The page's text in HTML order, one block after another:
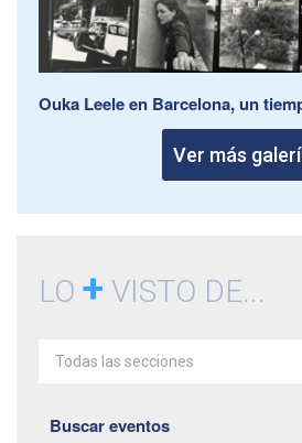
Ouka Leele en Barcelona, un
Ver más
LO + VISTO DE...
Todas las secciones
Buscar eventos